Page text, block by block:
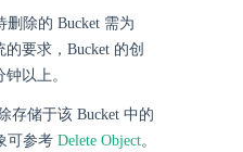
删除的 Bucket 需为
要求，Bucket 的创
以上。
存储于该 Bucket 中的
可参考 Delete Object。